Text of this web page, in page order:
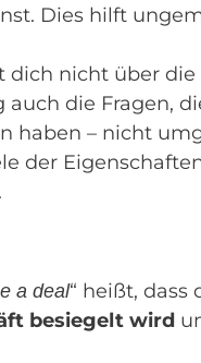
Dies hilft
dich nicht über
die Fragen,
haben – nicht
der
.
a deal“ heißt, dass
besiegelt wird